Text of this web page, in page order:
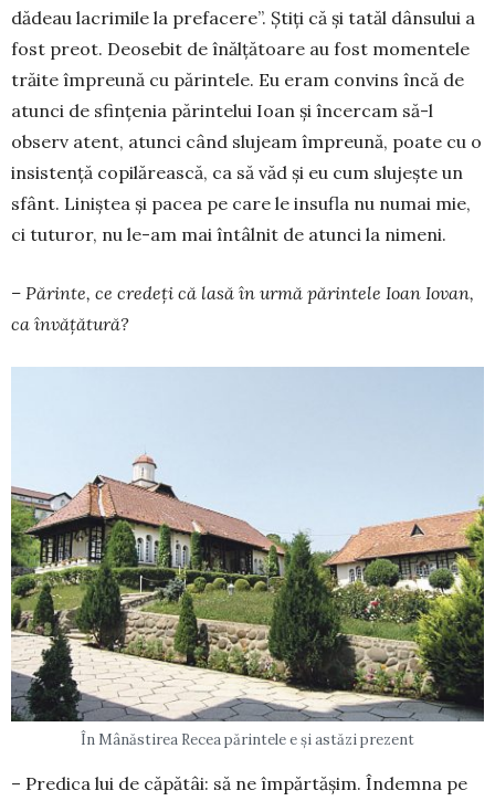
dădeau lacrimile la prefacere”. Știți că și tatăl dânsului a
fost preot. Deosebit de înălțătoare au fost momentele
trăite împreună cu părintele. Eu eram convins încă de
atunci de sfin­țenia părintelui Ioan și încercam să-l
observ atent, atunci când slujeam împreună, poate cu o
insistență copilărească, ca să văd și eu cum slujește un
sfânt. Liniștea și pacea pe care le insufla nu numai mie,
ci tuturor, nu le-am mai întâlnit de atunci la nimeni.
– Părinte, ce credeți că lasă în urmă părintele Ioan Iovan,
ca învățătură?
În Mânăstirea Recea părintele e și astăzi prezent
– Predica lui de căpătâi: să ne împăr­tășim. Îndemna pe